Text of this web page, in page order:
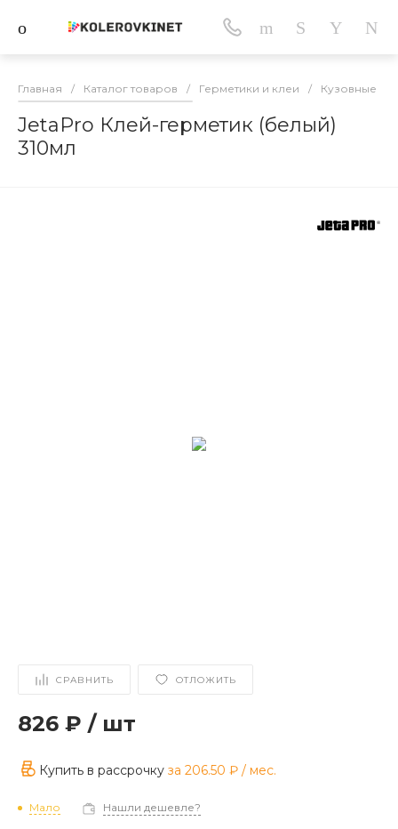
Главная / Каталог товаров / Герметики и клеи / Кузовные
JetaPro Клей-герметик (белый)
310мл
СРАВНИТЬ ОТЛОЖИТЬ
826 ₽ / шт
Купить в рассрочку за 206.50 ₽ / мес.
Мало Нашли дешевле?